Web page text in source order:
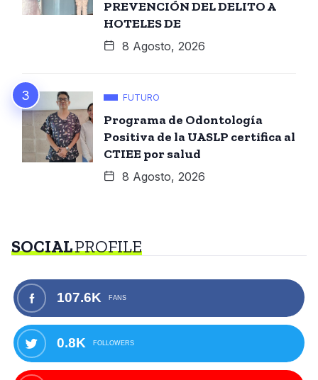
PREVENCIÓN DEL DELITO A
HOTELES DE
8 Agosto, 2026
FUTURO
Programa de Odontología
Positiva de la UASLP certifica al
CTIEE por salud
8 Agosto, 2026
SOCIALPROFILE
107.6K FANS
0.8K FOLLOWERS